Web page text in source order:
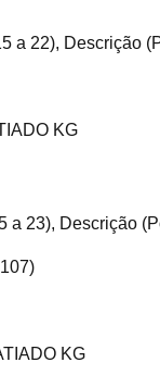
a 22), Descrição
KG
23), Descrição
KG